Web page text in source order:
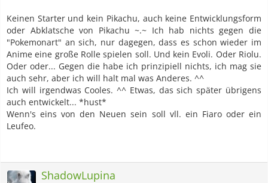
Keinen Starter und kein Pikachu, auch keine Entwicklungsform
oder Abklatsche von Pikachu ~.~ Ich hab nichts gegen die
"Pokemonart" an sich, nur dagegen, dass es schon wieder im
Anime eine große Rolle spielen soll. Und kein Evoli. Oder Riolu.
Oder oder... Gegen die habe ich prinzipiell nichts, ich mag sie
auch sehr, aber ich will halt mal was Anderes. ^^
Ich will irgendwas Cooles. ^^ Etwas, das sich später übrigens
auch entwickelt... *hust*
Wenn's eins von den Neuen sein soll vll. ein Fiaro oder ein
Leufeo.
ShadowLupina